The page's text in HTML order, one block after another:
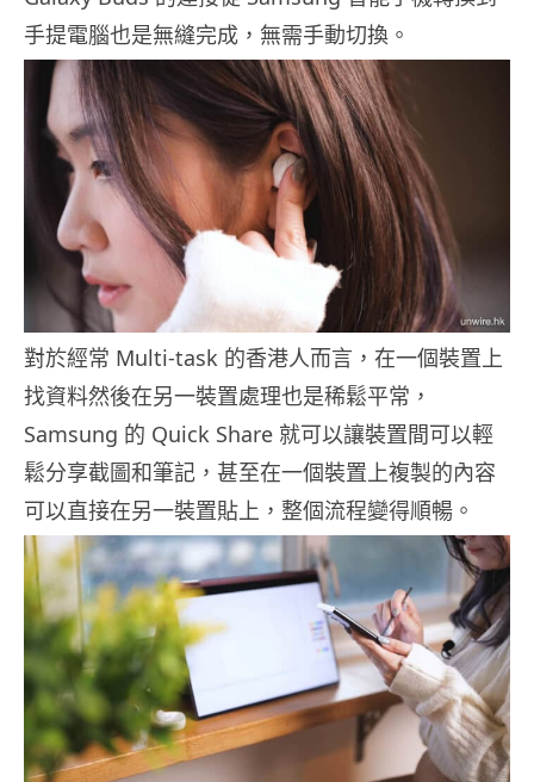
手提電腦也是無縫完成，無需手動切換。
對於經常 Multi-task 的香港人而言，在一個裝置上
找資料然後在另一裝置處理也是稀鬆平常，
Samsung 的 Quick Share 就可以讓裝置間可以輕
鬆分享截圖和筆記，甚至在一個裝置上複製的內容
可以直接在另一裝置貼上，整個流程變得順暢。